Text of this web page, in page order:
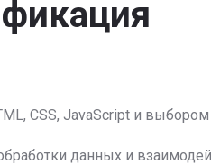
CSS, JavaScript и
данных и